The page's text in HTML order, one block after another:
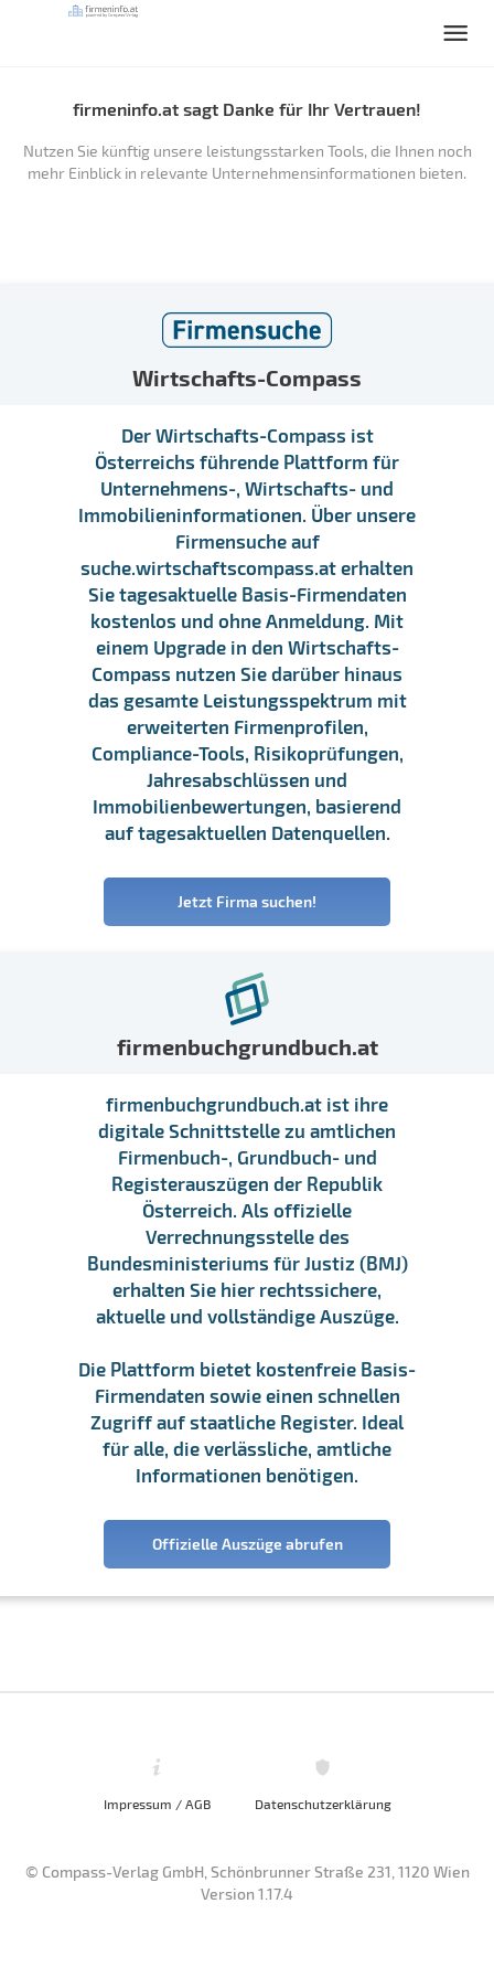
firmeninfo.at sagt Danke für Ihr Vertrauen!
Nutzen Sie künftig unsere leistungsstarken Tools, die Ihnen noch
mehr Einblick in relevante Unternehmensinformationen bieten.
Wirtschafts-Compass
Der Wirtschafts-Compass ist
Österreichs führende Plattform für
Unternehmens-, Wirtschafts- und
Immobilieninformationen. Über unsere
Firmensuche auf
suche.wirtschaftscompass.at erhalten
Sie tagesaktuelle Basis-Firmendaten
kostenlos und ohne Anmeldung. Mit
einem Upgrade in den Wirtschafts-
Compass nutzen Sie darüber hinaus
das gesamte Leistungsspektrum mit
erweiterten Firmenprofilen,
Compliance-Tools, Risikoprüfungen,
Jahresabschlüssen und
Immobilienbewertungen, basierend
auf tagesaktuellen Datenquellen.
Jetzt Firma suchen!
firmenbuchgrundbuch.at
firmenbuchgrundbuch.at ist ihre
digitale Schnittstelle zu amtlichen
Firmenbuch-, Grundbuch- und
Registerauszügen der Republik
Österreich. Als offizielle
Verrechnungsstelle des
Bundesministeriums für Justiz (BMJ)
erhalten Sie hier rechtssichere,
aktuelle und vollständige Auszüge.
Die Plattform bietet kostenfreie Basis-
Firmendaten sowie einen schnellen
Zugriff auf staatliche Register. Ideal
für alle, die verlässliche, amtliche
Informationen benötigen.
Offizielle Auszüge abrufen
Impressum / AGB Datenschutzerklärung
© Compass-Verlag GmbH, Schönbrunner Straße 231, 1120 Wien
Version 1.17.4